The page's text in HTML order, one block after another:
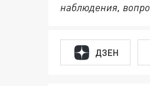
наблюдения,
ДЗЕН